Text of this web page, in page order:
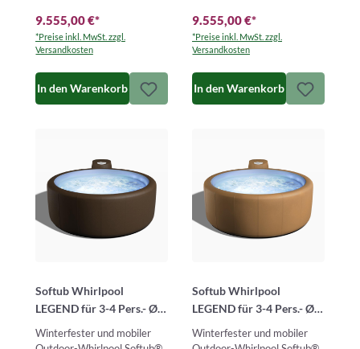
pearlDer Softub® LEGEND
ist e…
9.555,00 €*
*Preise inkl. MwSt. zzgl.
Versandkosten
In den Warenkorb
pearlDer Softub® LEGEND
ist ein…
9.555,00 €*
*Preise inkl. MwSt. zzgl.
Versandkosten
In den Warenkorb
Softub Whirlpool
LEGEND für 3-4 Pers.- Ø
180 cm - 830 l - mocca
blue
Winterfester und mobiler
Softub Whirlpool
LEGEND für 3-4 Pers.- Ø
180 cm - 830 l - camel
blue
Winterfester und mobiler